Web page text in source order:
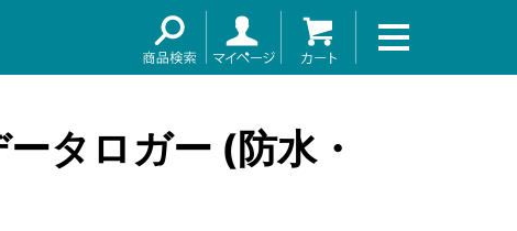
タロガー (防水・